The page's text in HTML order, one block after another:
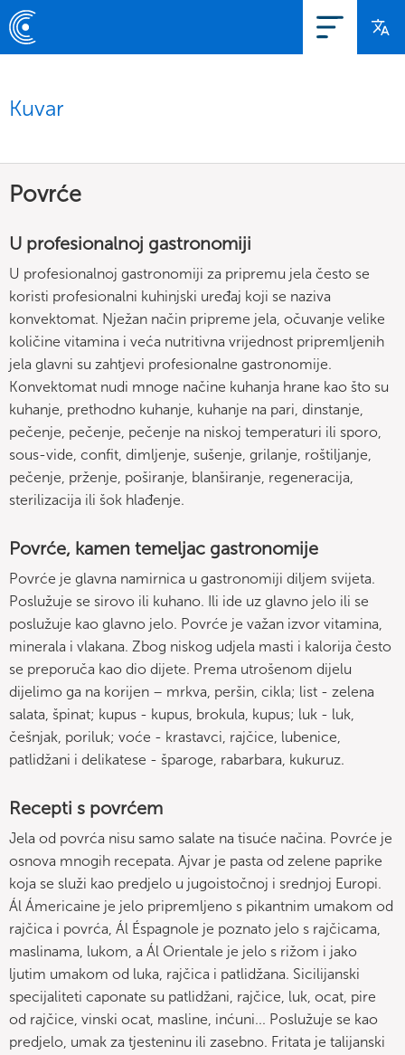
Kuvar
Povrće
U profesionalnoj gastronomiji
U profesionalnoj gastronomiji za pripremu jela često se
koristi profesionalni kuhinjski uređaj koji se naziva
konvektomat. Nježan način pripreme jela, očuvanje velike
količine vitamina i veća nutritivna vrijednost pripremljenih
jela glavni su zahtjevi profesionalne gastronomije.
Konvektomat nudi mnoge načine kuhanja hrane kao što su
kuhanje, prethodno kuhanje, kuhanje na pari, dinstanje,
pečenje, pečenje, pečenje na niskoj temperaturi ili sporo,
sous-vide, confit, dimljenje, sušenje, grilanje, roštiljanje,
pečenje, prženje, poširanje, blanširanje, regeneracija,
sterilizacija ili šok hlađenje.
Povrće, kamen temeljac gastronomije
Povrće je glavna namirnica u gastronomiji diljem svijeta.
Poslužuje se sirovo ili kuhano. Ili ide uz glavno jelo ili se
poslužuje kao glavno jelo. Povrće je važan izvor vitamina,
minerala i vlakana. Zbog niskog udjela masti i kalorija često
se preporuča kao dio dijete. Prema utrošenom dijelu
dijelimo ga na korijen – mrkva, peršin, cikla; list - zelena
salata, špinat; kupus - kupus, brokula, kupus; luk - luk,
češnjak, poriluk; voće - krastavci, rajčice, lubenice,
patlidžani i delikatese - šparoge, rabarbara, kukuruz.
Recepti s povrćem
Jela od povrća nisu samo salate na tisuće načina. Povrće je
osnova mnogih recepata. Ajvar je pasta od zelene paprike
koja se služi kao predjelo u jugoistočnoj i srednjoj Europi.
Ál Ámericaine je jelo pripremljeno s pikantnim umakom od
rajčica i povrća, Ál Éspagnole je poznato jelo s rajčicama,
maslinama, lukom, a Ál Orientale je jelo s rižom i jako
ljutim umakom od luka, rajčica i patlidžana. Sicilijanski
specijaliteti caponate su patlidžani, rajčice, luk, ocat, pire
od rajčice, vinski ocat, masline, inćuni... Poslužuje se kao
predjelo, umak za tjesteninu ili zasebno. Fritata je talijanski